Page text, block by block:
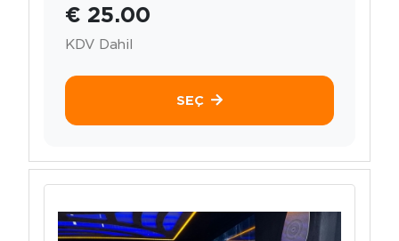
€ 25.00
KDV Dahil
SEÇ